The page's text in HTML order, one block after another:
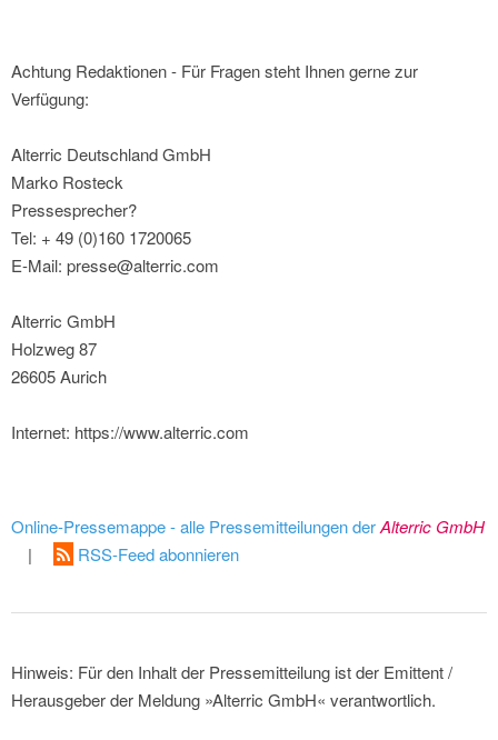
Achtung Redaktionen - Für Fragen steht Ihnen gerne zur
Verfügung:
Alterric Deutschland GmbH
Marko Rosteck
Pressesprecher?
Tel: + 49 (0)160 1720065
E-Mail: presse@alterric.com
Alterric GmbH
Holzweg 87
26605 Aurich
Internet: https://www.alterric.com
Online-Pressemappe - alle Pressemitteilungen derAlterric GmbH
|
RSS-Feed abonnieren
Hinweis: Für den Inhalt der Pressemitteilung ist der Emittent /
Herausgeber der Meldung »Alterric GmbH« verantwortlich.